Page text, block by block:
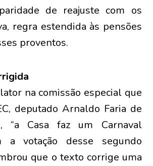
de reajuste com os
regra estendida às pensões
proventos.
na comissão especial que
deputado Arnaldo Faria de
“a Casa faz um Carnaval
a votação desse segundo
que o texto corrige uma